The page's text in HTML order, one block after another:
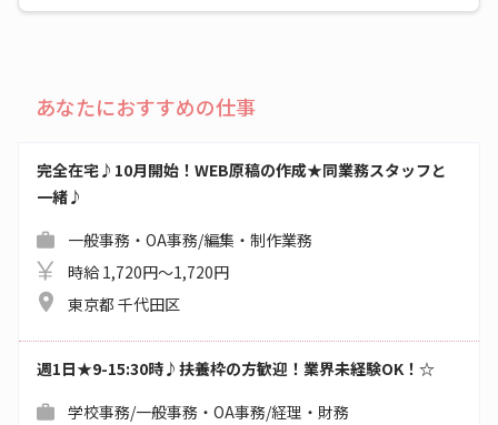
あなたにおすすめの仕事
完全在宅♪10月開始！WEB原稿の作成★同業務スタッフと
一緒♪
一般事務・OA事務/編集・制作業務
時給 1,720円～1,720円
東京都 千代田区
週1日★9-15:30時♪扶養枠の方歓迎！業界未経験OK！☆
学校事務/一般事務・OA事務/経理・財務